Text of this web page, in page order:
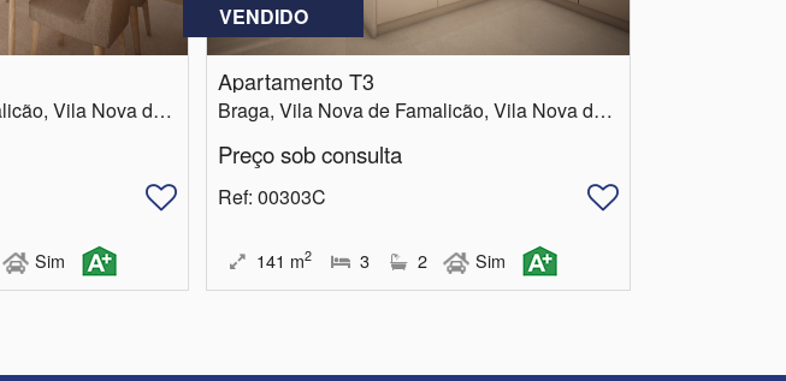
Braga, Vila Nova de Famalicão, Vila Nova de Famalicão e Calendário
Sim
VENDIDO
Apartamento T3
Braga, Vila Nova de Famalicão, Vila Nova de Famalicão e Calendário
Preço sob consulta
Ref: 00303C
141 m2 3 2 Sim